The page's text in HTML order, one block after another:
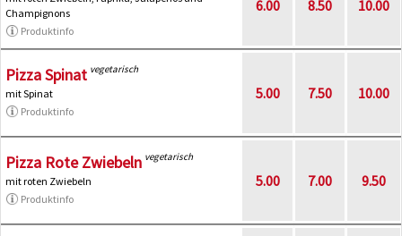
Champignons
Produktinfo
6.00 8.50 10.00
Pizza Spinat vegetarisch
mit Spinat
Produktinfo
5.00 7.50 10.00
Pizza Rote Zwiebeln vegetarisch
mit roten Zwiebeln
Produktinfo
5.00 7.00 9.50